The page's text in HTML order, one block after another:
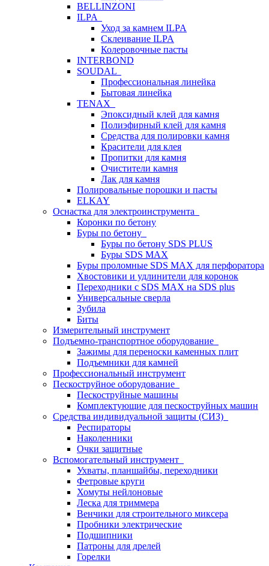
BELLINZONI
ILPA
Уход за камнем ILPA
Склеивание ILPA
Колеровочные пасты
INTERBOND
SOUDAL
Профессиональная линейка
Бытовая линейка
TENAX
Эпоксидный клей для камня
Полиэфирный клей для камня
Средства для полировки камня
Красители для клея
Пропитки для камня
Очистители камня
Лак для камня
Полировальные порошки и пасты
ELKAY
Оснастка для электроинструмента
Коронки по бетону
Буры по бетону
Буры по бетону SDS PLUS
Буры SDS MAX
Буры проломные SDS MAX для перфоратора
Хвостовики и удлинители для коронок
Переходники с SDS MAX на SDS plus
Универсальные сверла
Зубила
Биты
Измерительный инструмент
Подъемно-транспортное оборудование
Зажимы для переноски каменных плит
Подъемники для камней
Профессиональный инструмент
Пескоструйное оборудование
Пескоструйные машины
Комплектующие для пескоструйных машин
Средства индивидуальной защиты (СИЗ)
Респираторы
Наколенники
Очки защитные
Вспомогательный инструмент
Ухваты, планшайбы, переходники
Фетровые круги
Хомуты нейлоновые
Леска для триммера
Венчики для строительного миксера
Пробники электрические
Подшипники
Патроны для дрелей
Горелки